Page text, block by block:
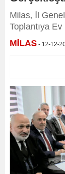
​​​​​​​Milas, İl
Toplantıya Ev
MİLAS - 12-12-